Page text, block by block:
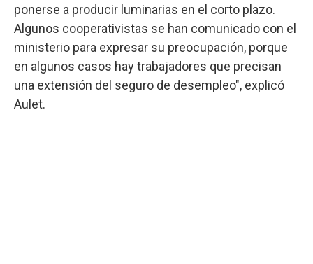
ponerse a producir luminarias en el corto plazo.
Algunos cooperativistas se han comunicado con el
ministerio para expresar su preocupación, porque
en algunos casos hay trabajadores que precisan
una extensión del seguro de desempleo", explicó
Aulet.